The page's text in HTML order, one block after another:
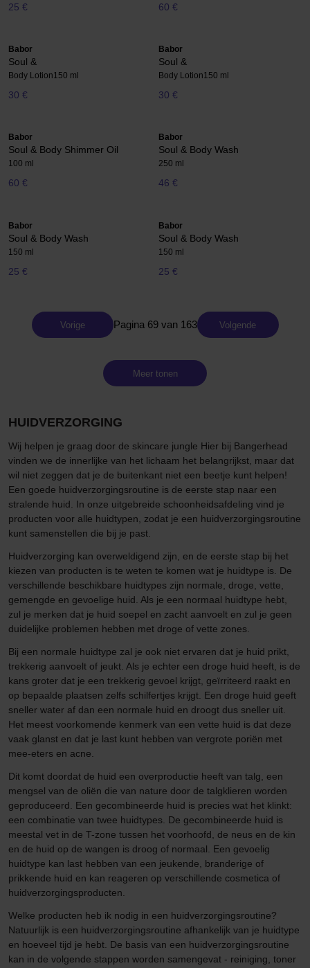
25 € 60 €
Babor
Soul &
Body Lotion150 ml
30 €
Babor
Soul &
Body Lotion150 ml
30 €
Babor
Soul & Body Shimmer Oil
100 ml
60 €
Babor
Soul & Body Wash
250 ml
46 €
Babor
Soul & Body Wash
150 ml
25 €
Babor
Soul & Body Wash
150 ml
25 €
Vorige Pagina 69 van 163 Volgende
Meer tonen
HUIDVERZORGING
Wij helpen je graag door de skincare jungle Hier bij Bangerhead
vinden we de innerlijke van het lichaam het belangrijkst, maar dat
wil niet zeggen dat je de buitenkant niet een beetje kunt helpen!
Een goede huidverzorgingsroutine is de eerste stap naar een
stralende huid. In onze uitgebreide schoonheidsafdeling vind je
producten voor alle huidtypen, zodat je een huidverzorgingsroutine
kunt samenstellen die bij je past.
Huidverzorging kan overweldigend zijn, en de eerste stap bij het
kiezen van producten is te weten te komen wat je huidtype is. De
verschillende beschikbare huidtypes zijn normale, droge, vette,
gemengde en gevoelige huid. Als je een normaal huidtype hebt,
zul je merken dat je huid soepel en zacht aanvoelt en zul je geen
duidelijke problemen hebben met droge of vette zones.
Bij een normale huidtype zal je ook niet ervaren dat je huid prikt,
trekkerig aanvoelt of jeukt. Als je echter een droge huid heeft, is de
kans groter dat je een trekkerig gevoel krijgt, geïrriteerd raakt en
op bepaalde plaatsen zelfs schilfertjes krijgt. Een droge huid geeft
sneller water af dan een normale huid en droogt dus sneller uit.
Het meest voorkomende kenmerk van een vette huid is dat deze
vaak glanst en dat je last kunt hebben van vergrote poriën met
mee-eters en acne.
Dit komt doordat de huid een overproductie heeft van talg, een
mengsel van de oliën die van nature door de talgklieren worden
geproduceerd. Een gecombineerde huid is precies wat het klinkt:
een combinatie van twee huidtypes. De gecombineerde huid is
meestal vet in de T-zone tussen het voorhoofd, de neus en de kin
en de huid op de wangen is droog of normaal. Een gevoelig
huidtype kan last hebben van een jeukende, branderige of
prikkende huid en kan reageren op verschillende cosmetica of
huidverzorgingsproducten.
Welke producten heb ik nodig in een huidverzorgingsroutine?
Natuurlijk is een huidverzorgingsroutine afhankelijk van je huidtype
en hoeveel tijd je hebt. De basis van een huidverzorgingsroutine
kan in de volgende stappen worden samengevat - reiniging, toner